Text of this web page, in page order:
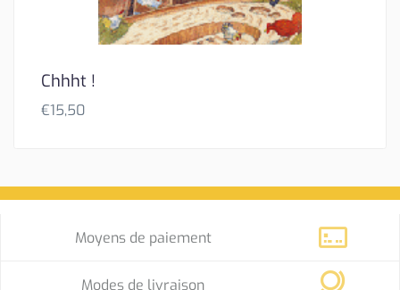
Chhht !
€15,50
Moyens de paiement
Modes de livraison